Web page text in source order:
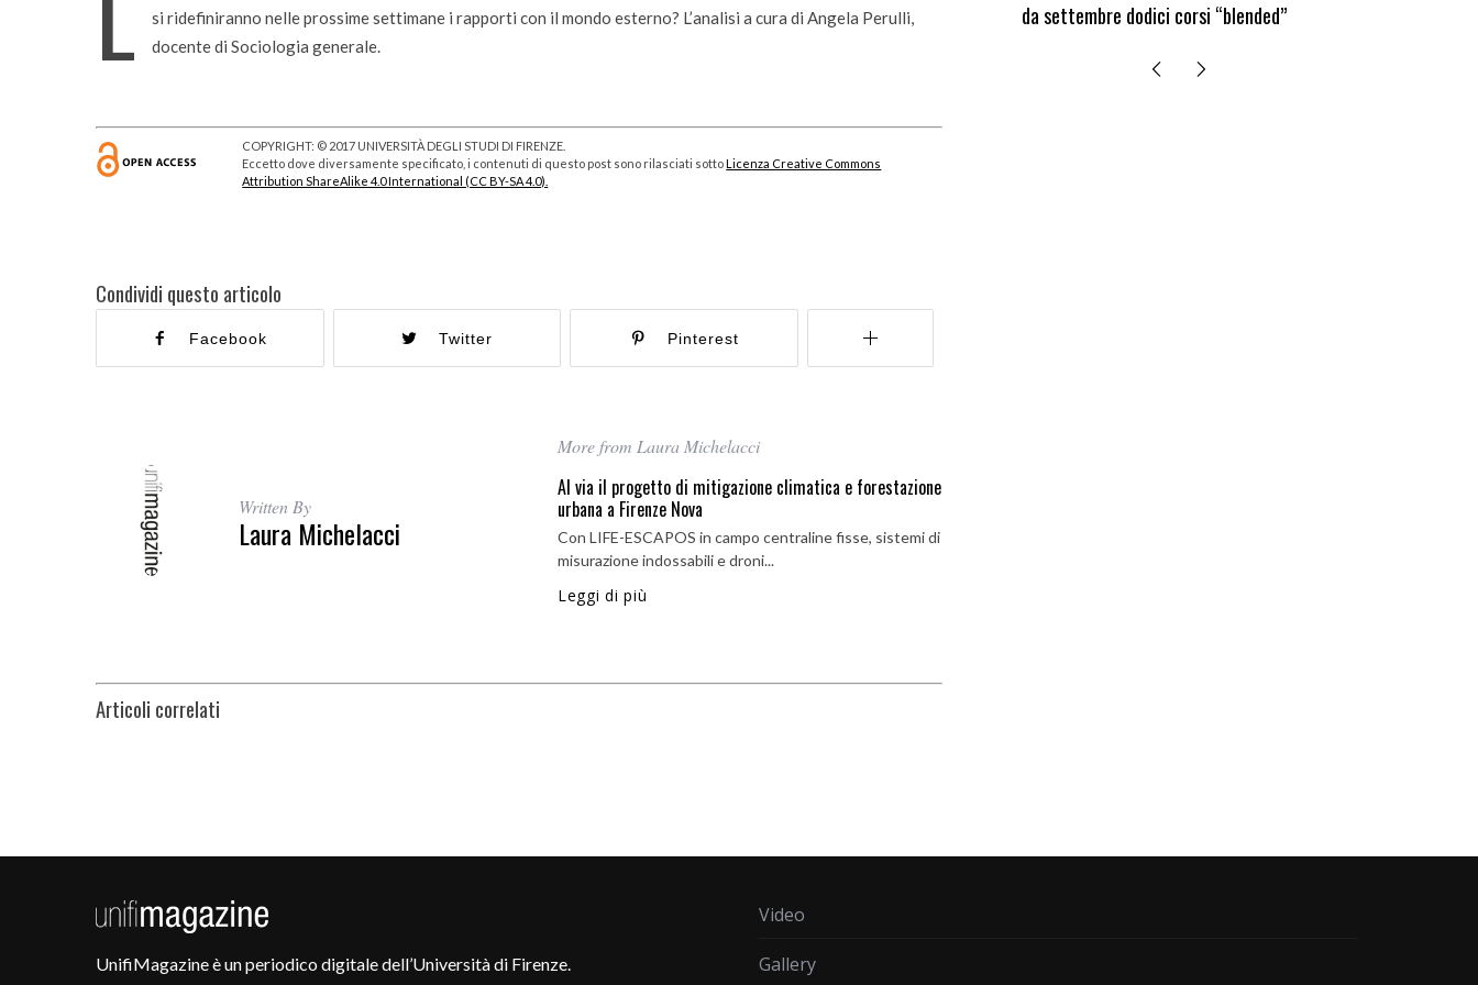
si ridefiniranno nelle prossime settimane i rapporti con il mondo esterno? L’analisi a cura di Angela Perulli,
docente di Sociologia generale.
COPYRIGHT: © 2017 UNIVERSITÀ DEGLI STUDI DI FIRENZE.
Eccetto dove diversamente specificato, i contenuti di questo post sono rilasciati sottoLicenza Creative Commons
Attribution ShareAlike 4.0 International (CC BY-SA 4.0).
Condividi questo articolo
Facebook Twitter Pinterest
Written By
Laura Michelacci
More from Laura Michelacci
Al via il progetto di mitigazione climatica e forestazione
urbana a Firenze Nova
Con LIFE-ESCAPOS in campo centraline fisse, sistemi di
misurazione indossabili e droni...
Leggi di più
Articoli correlati
bambini
da settembre dodici corsi “blended”
edizione del Premio “Giancarlo Guasti”
UnifiMagazine è un periodico digitale dell’Università di Firenze.
Video
Gallery